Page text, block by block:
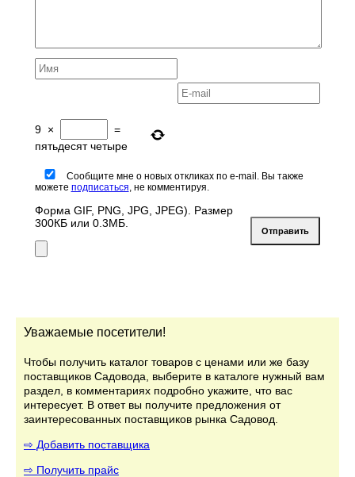
9 ×
=
пятьдесят четыре
Сообщите мне о новых откликах по e-mail. Вы также
можете подписаться, не комментируя.
Форма GIF, PNG, JPG, JPEG). Размер
300КБ или 0.3МБ.
Уважаемые посетители!
Чтобы получить каталог товаров с ценами или же базу
поставщиков Садовода, выберите в каталоге нужный вам
раздел, в комментариях подробно укажите, что вас
интересует. В ответ вы получите предложения от
заинтересованных поставщиков рынка Садовод.
⇨ Добавить поставщика
⇨ Получить прайс